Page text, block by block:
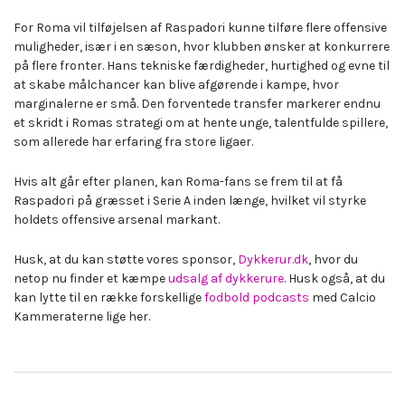
For Roma vil tilføjelsen af Raspadori kunne tilføre flere offensive
muligheder, især i en sæson, hvor klubben ønsker at konkurrere
på flere fronter. Hans tekniske færdigheder, hurtighed og evne til
at skabe målchancer kan blive afgørende i kampe, hvor
marginalerne er små. Den forventede transfer markerer endnu
et skridt i Romas strategi om at hente unge, talentfulde spillere,
som allerede har erfaring fra store ligaer.
Hvis alt går efter planen, kan Roma-fans se frem til at få
Raspadori på græsset i Serie A inden længe, hvilket vil styrke
holdets offensive arsenal markant.
Husk, at du kan støtte vores sponsor, Dykkerur.dk, hvor du
netop nu finder et kæmpeudsalg af dykkerure. Husk også, at du
kan lytte til en række forskelligefodbold podcasts med Calcio
Kammeraterne lige her.